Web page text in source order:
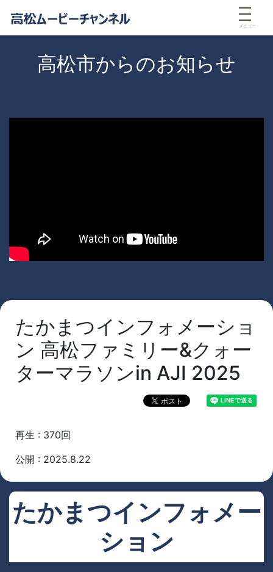
メニュー
高松市からのお知らせ
たかまつインフォメーショ
ン 高松ファミリー&クォー
ターマラソンin AJI 2025
再生 : 370回
公開 : 2025.8.22
たかまつインフォメー
ション